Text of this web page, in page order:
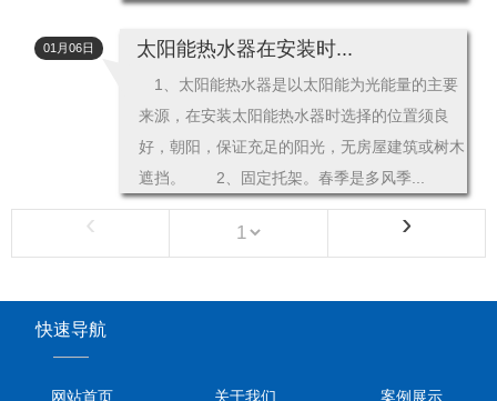
太阳能热水器在安装时...
1、太阳能热水器是以太阳能为光能量的主要
来源，在安装太阳能热水器时选择的位置须良
好，朝阳，保证充足的阳光，无房屋建筑或树木
遮挡。 2、固定托架。春季是多风季...
01月06日
‹ ›
快速导航
——
网站首页 关于我们 案例展示